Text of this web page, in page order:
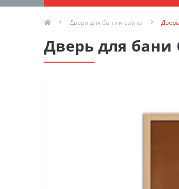
Двери для бани и сауны
Дверь для бани